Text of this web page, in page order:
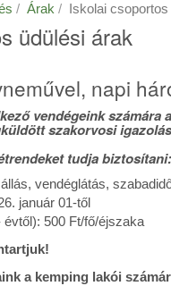
Árak Iskolai
üdülési árak
napi
vendégeink számára
szakorvosi
tudja
vendéglátás,
január 01-től
évtől): 500 Ft/fő/éjszaka
a kemping lakói